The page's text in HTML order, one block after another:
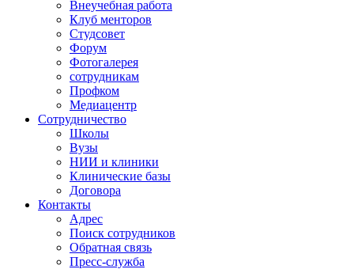
Внеучебная работа
Клуб менторов
Студсовет
Форум
Фотогалерея
сотрудникам
Профком
Медиацентр
Сотрудничество
Школы
Вузы
НИИ и клиники
Клинические базы
Договора
Контакты
Адрес
Поиск сотрудников
Обратная связь
Пресс-служба